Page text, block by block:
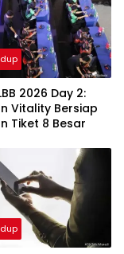
2026 Day 2:
Vitality Bersiap
Tiket 8 Besar